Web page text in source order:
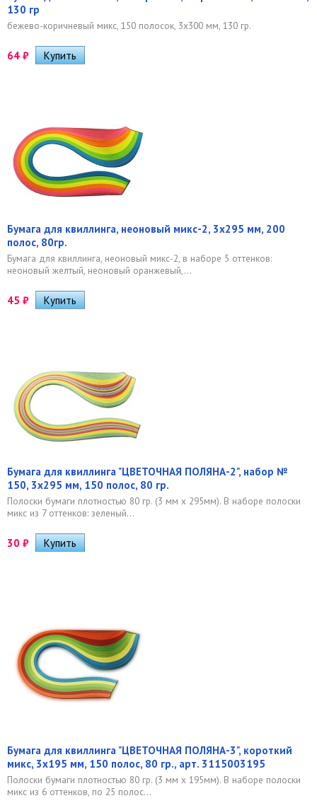
130 гр
бежево-коричневый микс, 150 полосок, 3х300 мм, 130 гр.
64 ₽
Бумага для квиллинга, неоновый микс-2, 3х295 мм, 200
полос, 80гр.
Бумага для квиллинга, неоновый микс-2, в наборе 5 оттенков:
неоновый желтый, неоновый оранжевый,...
45 ₽
Бумага для квиллинга "ЦВЕТОЧНАЯ ПОЛЯНА-2", набор №
150, 3х295 мм, 150 полос, 80 гр.
Полоски бумаги плотностью 80 гр. (3 мм x 295мм). В наборе полоски
микс из 7 оттенков: зеленый...
30 ₽
Бумага для квиллинга "ЦВЕТОЧНАЯ ПОЛЯНА-3", короткий
микс, 3х195 мм, 150 полос, 80 гр., арт. 3115003195
Полоски бумаги плотностью 80 гр. (3 мм x 195мм). В наборе полоски
микс из 6 оттенков, по 25 полос...